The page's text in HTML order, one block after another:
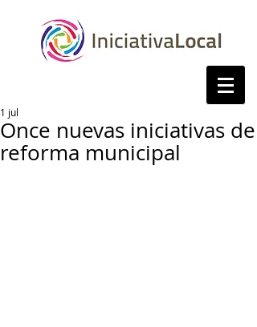
Once nuevas iniciativas de
reforma municipal
1 jul